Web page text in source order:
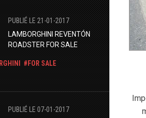
PUBLIÉ LE 21-01-2017
LAMBORGHINI REVENTÓN
ROADSTER FOR SALE
FOR SALE
PUBLIÉ LE 07-01-2017